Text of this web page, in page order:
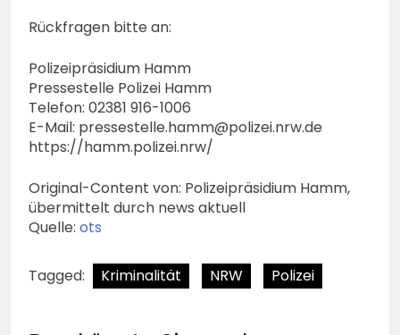
Rückfragen bitte an:
Polizeipräsidium Hamm
Pressestelle Polizei Hamm
Telefon: 02381 916-1006
E-Mail: pressestelle.hamm@polizei.nrw.de
https://hamm.polizei.nrw/
Original-Content von: Polizeipräsidium Hamm,
übermittelt durch news aktuell
Quelle: ots
Tagged: Kriminalität NRW Polizei